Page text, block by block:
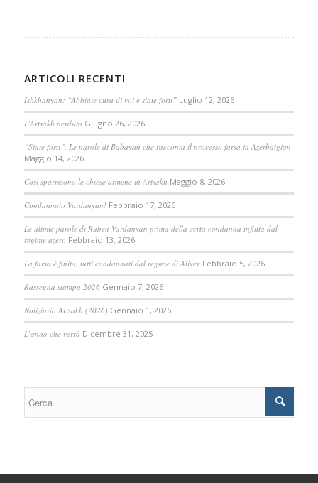
ARTICOLI RECENTI
Ishkhanyan: “Abbiate cura di voi e siate forti” Luglio 12, 2026
L’Artsakh perduto Giugno 26, 2026
“Siate forti”. Le parole di Babayan che racconta il processo farsa in Azerbaigian
Maggio 14, 2026
Così spariscono le chiese armene in Artsakh Maggio 8, 2026
Condannato Vardanyan! Febbraio 17, 2026
Le ultime parole di Ruben Vardanyan prima della certa condanna inflitta dal
regime azero Febbraio 13, 2026
La farsa è finita, tutti condannati dal regime di Aliyev Febbraio 5, 2026
Rassegna stampa 2026 Gennaio 7, 2026
Notiziario Artsakh (2026) Gennaio 1, 2026
L’anno che verrà Dicembre 31, 2025